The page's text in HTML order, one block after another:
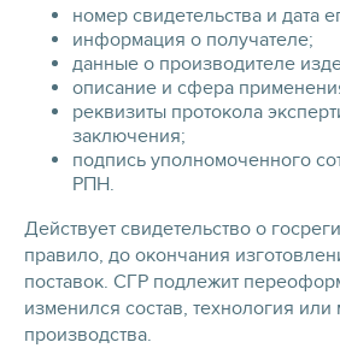
номер свидетельства и дата
информация о получателе;
данные о производителе
описание и сфера
реквизиты протокола
заключения;
подпись уполномоченного
РПН.
Действует свидетельство о
правило, до окончания
поставок. СГР подлежит
изменился состав, технология или
производства.